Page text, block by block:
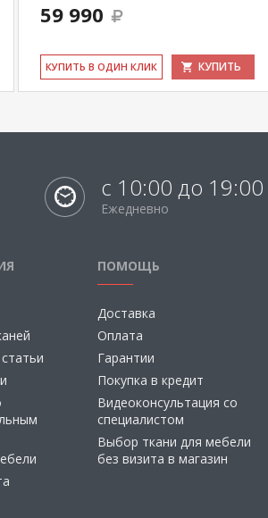
59 990
КУ­ПИТЬ В ОДИН КЛИК КУПИТЬ
с 10:00 до 19:00
Ежедневно
ПОМОЩЬ
Доставка
Оплата
Гарантии
Покупка в кредит
Видеоконсультация со
специалистом
Выбор ткани для мебели
без визита в магазин